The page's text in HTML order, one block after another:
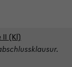
II (Kl)